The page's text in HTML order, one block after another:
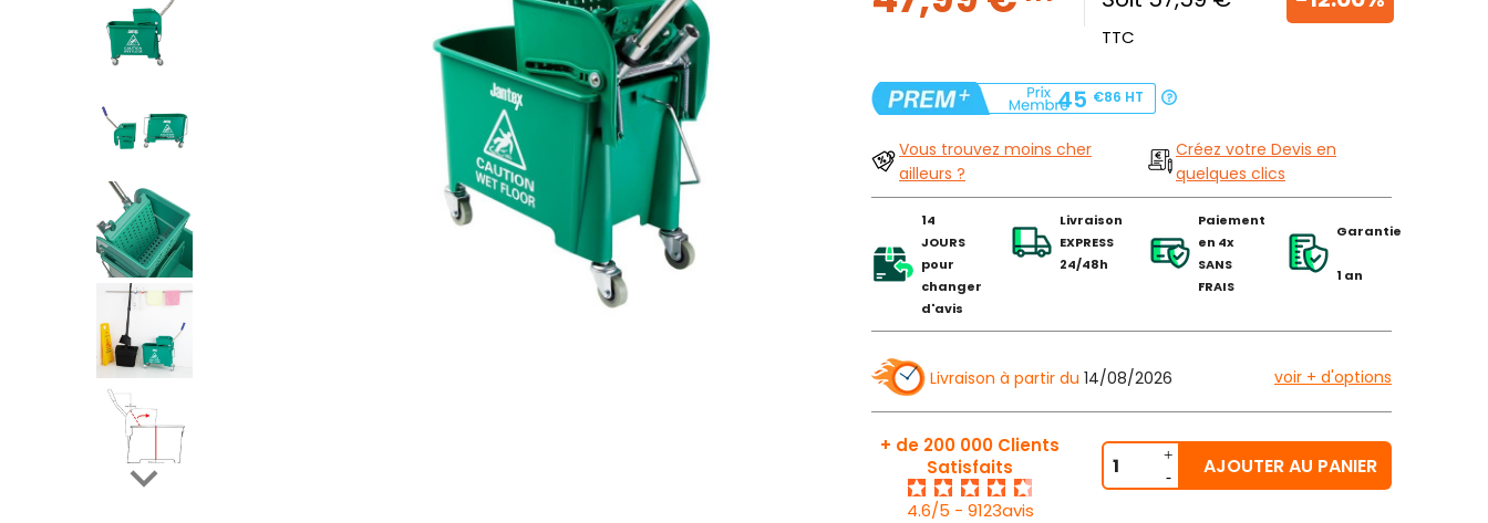

TTC
45 €86 HT
Vous trouvez moins cher
ailleurs ?
Créez votre Devis en
quelques clics
14
JOURS
pour
changer
d'avis
Livraison
EXPRESS
24/48h
Paiement
en 4x
SANS
FRAIS
Garantie
1 an
Livraison à partir du 14/08/2026 voir + d'options
+ de 200 000 Clients
Satisfaits
4.6/5 - 9123avis
AJOUTER AU PANIER